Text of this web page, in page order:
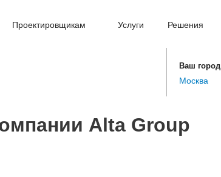
Проектировщикам Услуги Решения
Ваш город
Москва
Alta Group